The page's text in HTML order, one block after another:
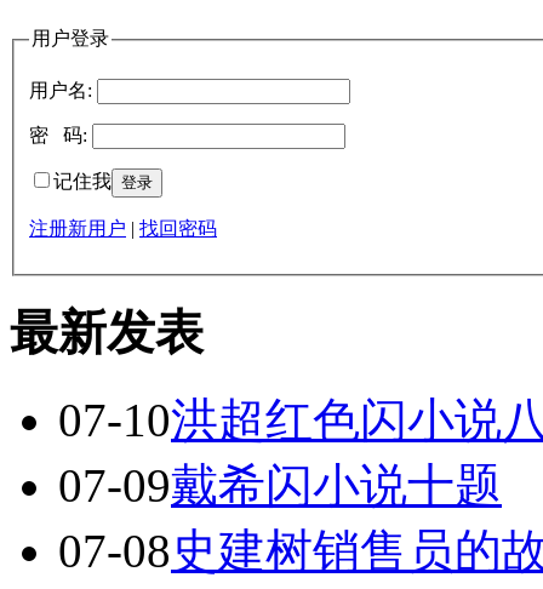
用户登录
用户名:
密 码:
记住我
注册新用户 | 找回密码
最新发表
07-10洪超红色闪小说
07-09戴希闪小说十题
07-08史建树销售员的